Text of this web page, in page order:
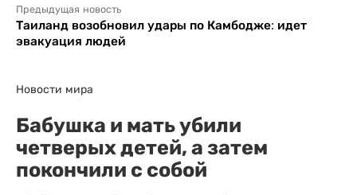
Предыдущая новость
Таиланд возобновил удары по Камбодже: идет
эвакуация людей
Новости мира
Бабушка и мать убили
четверых детей, а затем
покончили с собой